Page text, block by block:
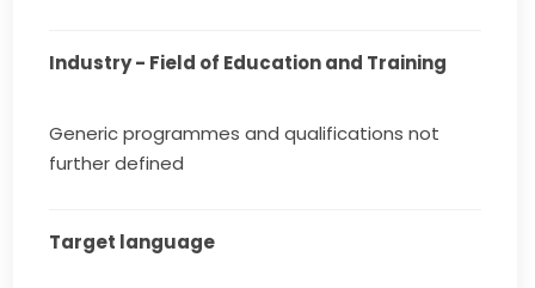
Industry - Field of Education and Training
Generic programmes and qualifications not
further defined
Target language